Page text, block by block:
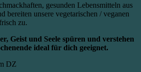
gesunden Lebensmitteln aus
bereiten unsere vegetarischen / veganen
zu.
Geist und Seele spüren und verstehen
ideal für dich geeignet.
DZ